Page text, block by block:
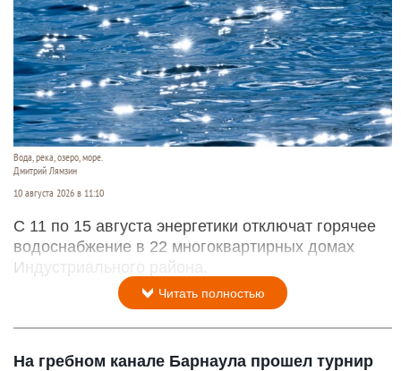
Вода, река, озеро, море.
Дмитрий Лямзин
10 августа 2026 в 11:10
С 11 по 15 августа энергетики отключат горячее
водоснабжение в 22 многоквартирных домах
Индустриального района.
Читать полностью
На гребном канале Барнаула прошел турнир